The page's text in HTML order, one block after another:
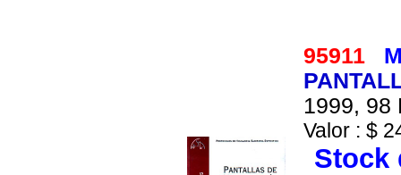
95911
1999, 98
Valor : $
Stock